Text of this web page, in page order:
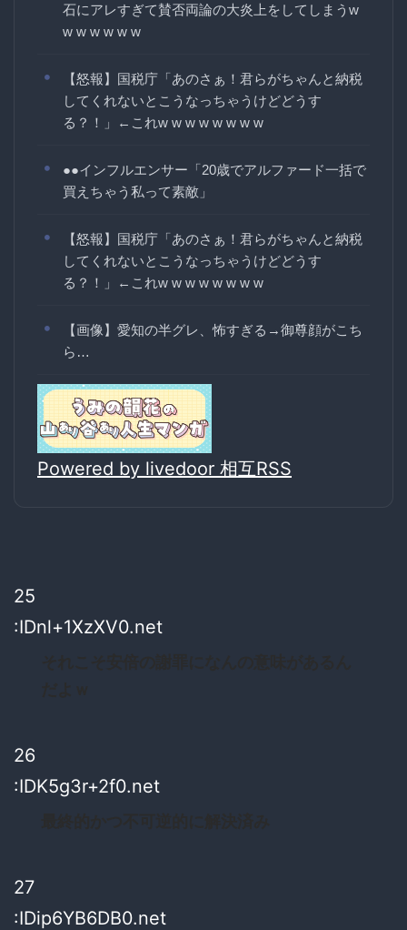
石にアレすぎて賛否両論の大炎上をしてしまうw
w w w w w w
【怒報】国税庁「あのさぁ！君らがちゃんと納税
してくれないとこうなっちゃうけどどうす
る？！」←これw w w w w w w w
●●インフルエンサー「20歳でアルファード一括で
買えちゃう私って素敵」
【怒報】国税庁「あのさぁ！君らがちゃんと納税
してくれないとこうなっちゃうけどどうす
る？！」←これw w w w w w w w
【画像】愛知の半グレ、怖すぎる→御尊顔がこち
ら…
Powered by livedoor 相互RSS
25
:IDnl+1XzXV0.net
26
:IDK5g3r+2f0.net
27
:IDip6YB6DB0.net